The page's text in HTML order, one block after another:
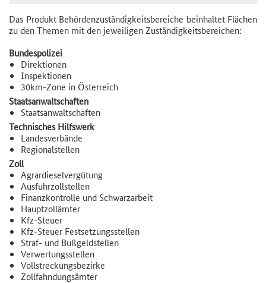
Das Produkt Behördenzuständigkeitsbereiche beinhaltet Flächen
zu den Themen mit den jeweiligen Zuständigkeitsbereichen:
Bundespolizei
Direktionen
Inspektionen
30km-Zone in Österreich
Staatsanwaltschaften
Staatsanwaltschaften
Technisches Hilfswerk
Landesverbände
Regionalstellen
Zoll
Agrardieselvergütung
Ausfuhrzollstellen
Finanzkontrolle und Schwarzarbeit
Hauptzollämter
Kfz-Steuer
Kfz-Steuer Festsetzungsstellen
Straf- und Bußgeldstellen
Verwertungsstellen
Vollstreckungsbezirke
Zollfahndungsämter